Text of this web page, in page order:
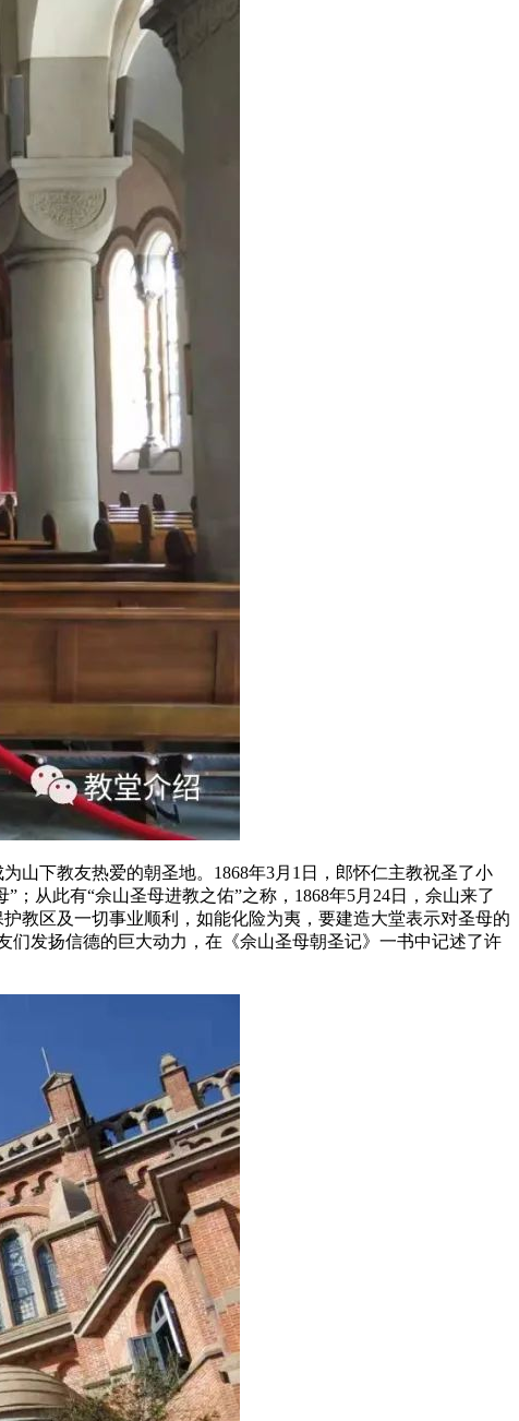
山下教友热爱的朝圣地。1868年3月1日，郎怀仁主教祝圣了小
从此有“佘山圣母进教之佑”之称，1868年5月24日，佘山来了
教区及一切事业顺利，如能化险为夷，要建造大堂表示对圣母的
发扬信德的巨大动力，在《佘山圣母朝圣记》一书中记述了许